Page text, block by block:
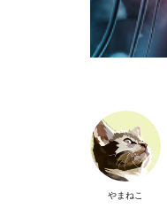
やまねこ